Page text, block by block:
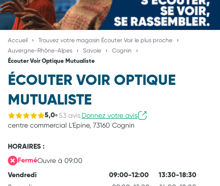
Accueil
Trouvez votre magasin Écouter Voir le plus proche
Auvergne-Rhône-Alpes
Savoie Cognin
Écouter Voir Optique Mutualiste
ÉCOUTER VOIR OPTIQUE
MUTUALISTE
5,0 53 avisDonnez votre avis
centre commercial L'Epine, 73160 Cognin
HORAIRES :
FerméOuvre à 09:00
Vendredi 09:00-12:00 13:30-18:30